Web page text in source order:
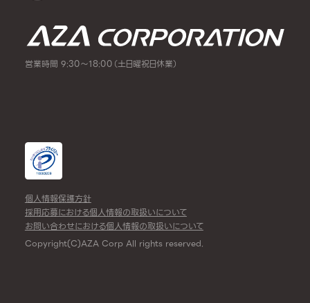
営業時間 9:30～18:00（土日曜祝日休業）
個人情報保護方針
採用応募における個人情報の取扱いについて
お問い合わせにおける個人情報の取扱いについて
Copyright(C)AZA Corp All rights reserved.